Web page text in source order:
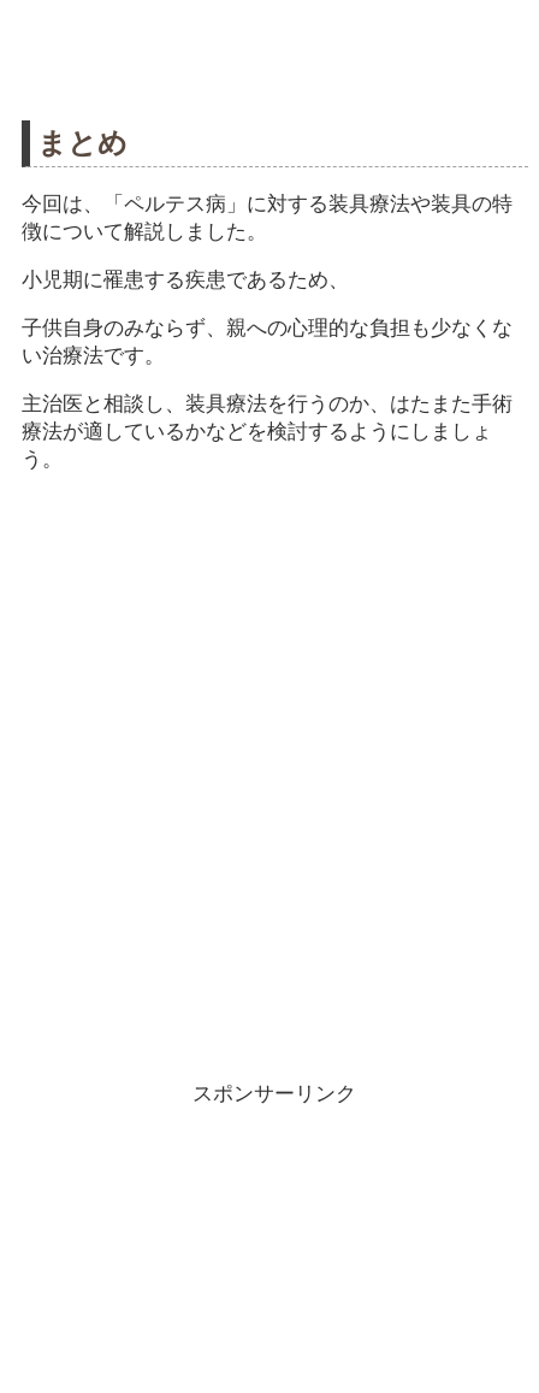
まとめ
今回は、「ペルテス病」に対する装具療法や装具の特
徴について解説しました。
小児期に罹患する疾患であるため、
子供自身のみならず、親への心理的な負担も少なくな
い治療法です。
主治医と相談し、装具療法を行うのか、はたまた手術
療法が適しているかなどを検討するようにしましょ
う。
スポンサーリンク